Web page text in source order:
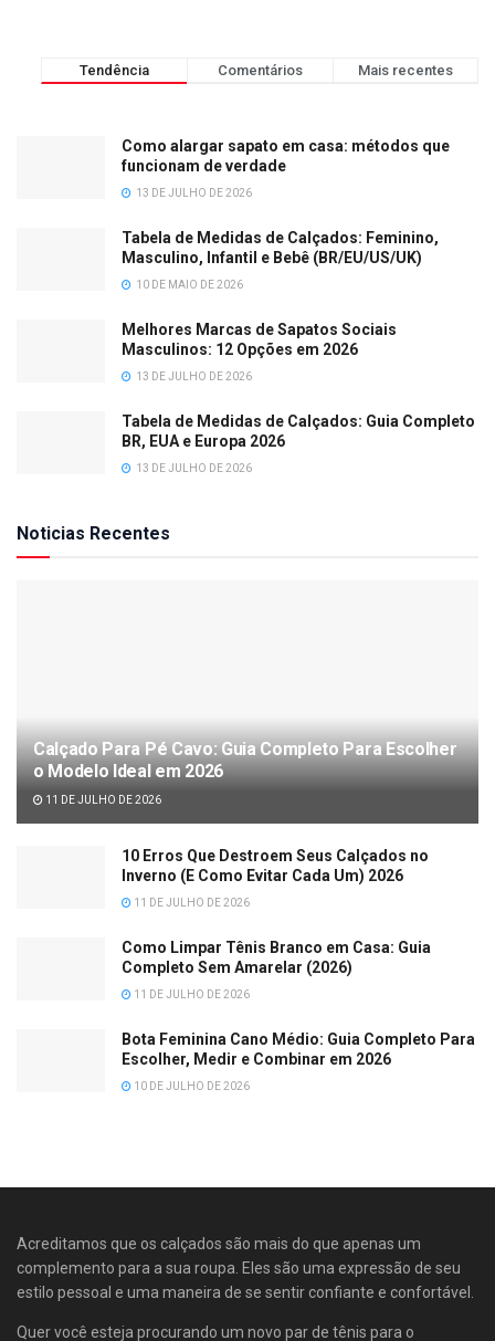
Tendência Comentários Mais recentes
Como alargar sapato em casa: métodos que
funcionam de verdade
13 DE JULHO DE 2026
Tabela de Medidas de Calçados: Feminino,
Masculino, Infantil e Bebê (BR/EU/US/UK)
10 DE MAIO DE 2026
Melhores Marcas de Sapatos Sociais
Masculinos: 12 Opções em 2026
13 DE JULHO DE 2026
Tabela de Medidas de Calçados: Guia Completo
BR, EUA e Europa 2026
13 DE JULHO DE 2026
Noticias Recentes
Calçado Para Pé Cavo: Guia Completo Para Escolher
o Modelo Ideal em 2026
11 DE JULHO DE 2026
10 Erros Que Destroem Seus Calçados no
Inverno (E Como Evitar Cada Um) 2026
11 DE JULHO DE 2026
Como Limpar Tênis Branco em Casa: Guia
Completo Sem Amarelar (2026)
11 DE JULHO DE 2026
Bota Feminina Cano Médio: Guia Completo Para
Escolher, Medir e Combinar em 2026
10 DE JULHO DE 2026
Acreditamos que os calçados são mais do que apenas um
complemento para a sua roupa. Eles são uma expressão de seu
estilo pessoal e uma maneira de se sentir confiante e confortável.
Quer você esteja procurando um novo par de tênis para o